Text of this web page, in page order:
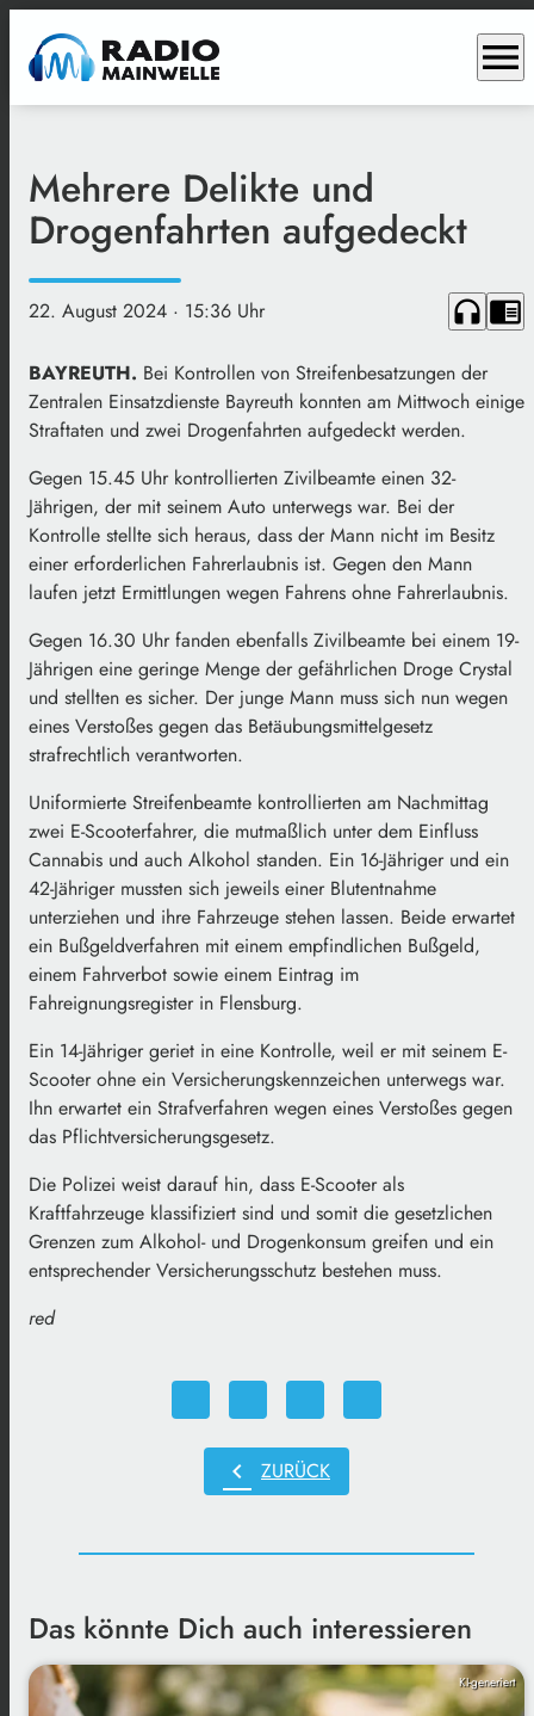
menu
Mehrere Delikte und
Drogenfahrten aufgedeckt
22. August 2024 · 15:36 Uhr headphones chrome_reader_mode
BAYREUTH. Bei Kontrollen von Streifenbesatzungen der
Zentralen Einsatzdienste Bayreuth konnten am Mittwoch einige
Straftaten und zwei Drogenfahrten aufgedeckt werden.
Gegen 15.45 Uhr kontrollierten Zivilbeamte einen 32-
Jährigen, der mit seinem Auto unterwegs war. Bei der
Kontrolle stellte sich heraus, dass der Mann nicht im Besitz
einer erforderlichen Fahrerlaubnis ist. Gegen den Mann
laufen jetzt Ermittlungen wegen Fahrens ohne Fahrerlaubnis.
Gegen 16.30 Uhr fanden ebenfalls Zivilbeamte bei einem 19-
Jährigen eine geringe Menge der gefährlichen Droge Crystal
und stellten es sicher. Der junge Mann muss sich nun wegen
eines Verstoßes gegen das Betäubungsmittelgesetz
strafrechtlich verantworten.
Uniformierte Streifenbeamte kontrollierten am Nachmittag
zwei E-Scooterfahrer, die mutmaßlich unter dem Einfluss
Cannabis und auch Alkohol standen. Ein 16-Jähriger und ein
42-Jähriger mussten sich jeweils einer Blutentnahme
unterziehen und ihre Fahrzeuge stehen lassen. Beide erwartet
ein Bußgeldverfahren mit einem empfindlichen Bußgeld,
einem Fahrverbot sowie einem Eintrag im
Fahreignungsregister in Flensburg.
Ein 14-Jähriger geriet in eine Kontrolle, weil er mit seinem E-
Scooter ohne ein Versicherungskennzeichen unterwegs war.
Ihn erwartet ein Strafverfahren wegen eines Verstoßes gegen
das Pflichtversicherungsgesetz.
Die Polizei weist darauf hin, dass E-Scooter als
Kraftfahrzeuge klassifiziert sind und somit die gesetzlichen
Grenzen zum Alkohol- und Drogenkonsum greifen und ein
entsprechender Versicherungsschutz bestehen muss.
red
chevron_left ZURÜCK
Das könnte Dich auch interessieren
KI-generiert